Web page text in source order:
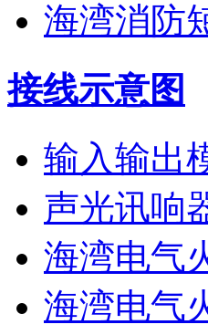
海湾消防
接线示意图
输入输出
声光讯响
海湾电气
海湾电气